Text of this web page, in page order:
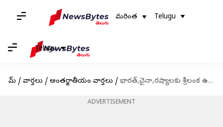
మరింత Telugu
Telugu
హోమ్ / వార్తలు / అంతర్జాతీయం వార్తలు / భారత్,చైనా,రష్యాలకు శ్రీలంక ఉచిత వీసా ; జాబితాలో US లేదు
ADVERTISEMENT